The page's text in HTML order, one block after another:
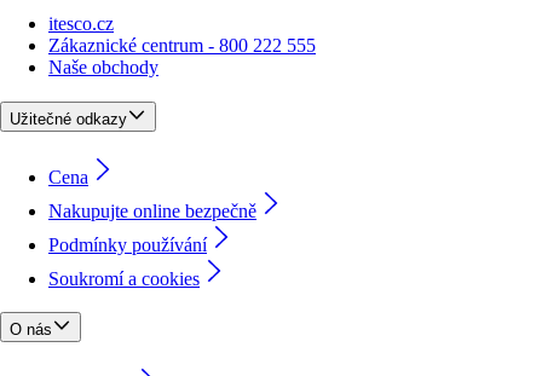
itesco.cz
Zákaznické centrum - 800 222 555
Naše obchody
Užitečné odkazy
Cena
Nakupujte online bezpečně
Podmínky používání
Soukromí a cookies
O nás